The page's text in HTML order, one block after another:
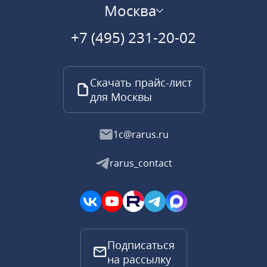
Москва
+7 (495) 231-20-02
Скачать прайс-лист
для Москвы
1c@rarus.ru
rarus_contact
Подписаться
на рассылку